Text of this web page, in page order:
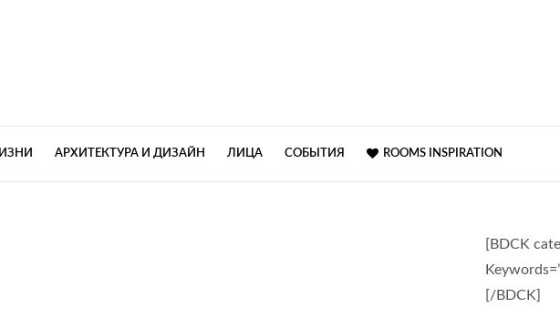
АРХИТЕКТУРА И ДИЗАЙН ЛИЦА СОБЫТИЯ ROOMS INSPIRATION
[BDCK
[/BDCK]